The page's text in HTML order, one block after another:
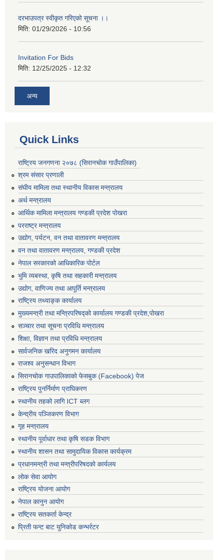
दरभाउपत्र स्वीकृत गरिएको सूचना ।।
मिति: 01/29/2026 - 10:56
Invitation For Bids
मिति: 12/25/2025 - 12:32
अन्य
Quick Links
राष्ट्रिय जनगणना २०७८ (सिरानचोक गाउँपालिका)
श्रम संसार प्रणाली
संघीय मामिला तथा स्थानीय विकास मन्त्रालय
अर्थ मन्त्रालय
आर्थिक मामिला मन्त्रालय गण्डकी प्रदेश पोखरा
परराष्ट्र मन्त्रालय
उद्योग, पर्यटन, वन तथा वातावरण मन्त्रालय
वन तथा वातावरण मन्त्रालय, गण्डकी प्रदेश
नेपाल सरकारको आधिकारिक पोर्टल
भुमि व्यबस्था, कृषि तथा सहकारी मन्त्रालय
उद्योग, वाणिज्य तथा आपूर्ति मन्त्रालय
राष्ट्रिय तथ्याङ्क कार्यालय
मुख्यमन्त्री तथा मन्त्रिपरिषद्को कार्यालय गण्डकी प्रदेश,पोखरा
सञ्‍चार तथा सूचना प्रविधि मन्त्रालय
शिक्षा, विज्ञान तथा प्रविधि मन्त्रालय
सार्वजनिक खरिद अनुगमन कार्यालय
राजश्व अनुसन्धान विभाग
सिरानचोक गाउपालिकाको फेसबुक (Facebook) पेज
राष्ट्रिय पुनर्निर्माण प्राघिकरण
स्थानीय तहको लागि ICT ब्लग
केन्द्रीय पञ्जिकरण विभाग
गृह मन्त्रालय
स्थानीय पूर्वाधार तथा कृषि सडक विभाग
स्थानीय शासन तथा सामुदायिक विकास कार्यक्रम
प्रधानमन्त्री तथा मन्त्रीपरिषदको कार्यलय
लोक सेवा आयोग
राष्ट्रिय योजना आयोग
नेपाल कानुन आयोग
राष्ट्रिय सतकर्ता केन्द्र
प्रिती फन्ट बाट युनिकोड कन्भर्रटर